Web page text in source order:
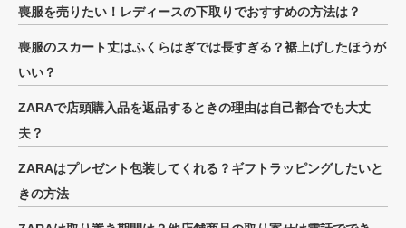
喪服を売りたい！レディースの下取りでおすすめの方法は？
喪服のスカート丈はふくらはぎでは長すぎる？裾上げしたほうが
いい？
ZARAで店頭購入品を返品するときの理由は自己都合でも大丈
夫？
ZARAはプレゼント包装してくれる？ギフトラッピングしたいと
きの方法